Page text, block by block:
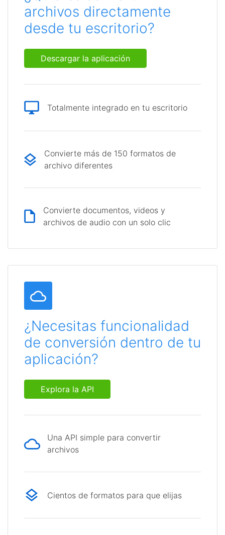
archivos directamente
desde tu escritorio?
Descargar la aplicación
Totalmente integrado en tu escritorio
Convierte más de 150 formatos de
archivo diferentes
Convierte documentos, videos y
archivos de audio con un solo clic
¿Necesitas funcionalidad
de conversión dentro de tu
aplicación?
Explora la API
Una API simple para convertir
archivos
Cientos de formatos para que elijas